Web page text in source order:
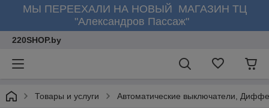
МЫ ПЕРЕЕХАЛИ НА НОВЫЙ МАГАЗИН ТЦ
"Александров Пассаж"
220SHOP.by
Товары и услуги Автоматические выключатели,